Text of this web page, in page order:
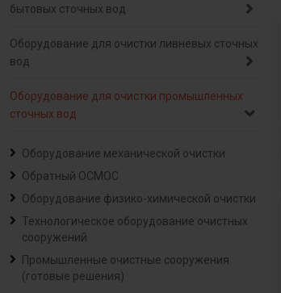
бытовых сточных вод
Оборудование для очистки ливневых сточных
вод
Оборудование для очистки промышленных
сточных вод
Оборудование механической очистки
Обратный ОСМОС
Оборудование физико-химической очистки
Технологическое оборудование очистных
сооружений
Промышленные очистные сооружения
(готовые решения)